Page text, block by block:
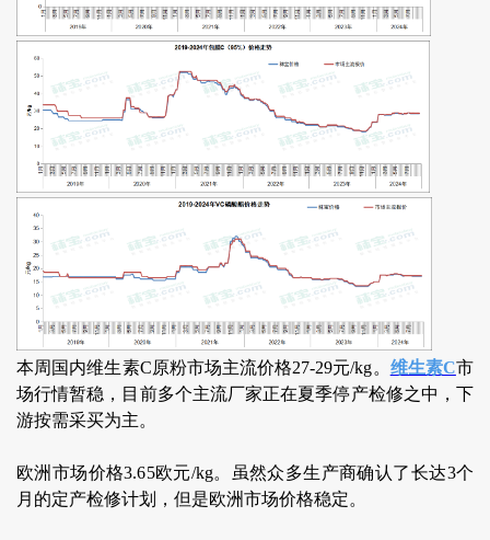
本周国内维生素C原粉市场主流价格27-29元/kg。 维生素C市
场行情暂稳，目前多个主流厂家正在夏季停产检修之中，下
游按需采买为主。
欧洲市场价格3.65欧元/kg。虽然众多生产商确认了长达3个
月的定产检修计划，但是欧洲市场价格稳定。